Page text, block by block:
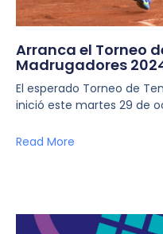
Arranca el Torneo
Madrugadores
El esperado Torneo de
inició este martes 29 de
Read More